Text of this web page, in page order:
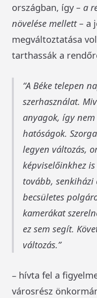
országban, így– a
növelése mellett – a
megváltoztatása
tarthassák a
A Béke telepen
szerhasználat.
anyagok, így
hatóságok.
legyen változás,
képviselőinkhez
tovább, senkiházi
becsületes
kamerákat
ez sem segít.
változás.
– hívta fel a
városrész